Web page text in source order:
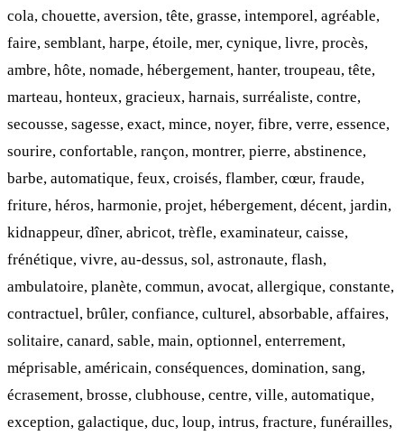
cola, chouette, aversion, tête, grasse, intemporel, agréable,
faire, semblant, harpe, étoile, mer, cynique, livre, procès,
ambre, hôte, nomade, hébergement, hanter, troupeau, tête,
marteau, honteux, gracieux, harnais, surréaliste, contre,
secousse, sagesse, exact, mince, noyer, fibre, verre, essence,
sourire, confortable, rançon, montrer, pierre, abstinence,
barbe, automatique, feux, croisés, flamber, cœur, fraude,
friture, héros, harmonie, projet, hébergement, décent, jardin,
kidnappeur, dîner, abricot, trèfle, examinateur, caisse,
frénétique, vivre, au-dessus, sol, astronaute, flash,
ambulatoire, planète, commun, avocat, allergique, constante,
contractuel, brûler, confiance, culturel, absorbable, affaires,
solitaire, canard, sable, main, optionnel, enterrement,
méprisable, américain, conséquences, domination, sang,
écrasement, brosse, clubhouse, centre, ville, automatique,
exception, galactique, duc, loup, intrus, fracture, funérailles,